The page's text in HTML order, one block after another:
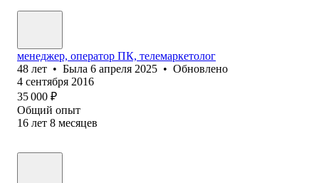
менеджер, оператор ПК, телемаркетолог
48 лет • Была 6 апреля 2025 • Обновлено
4 сентября 2016
35 000 ₽
Общий опыт
16 лет 8 месяцев